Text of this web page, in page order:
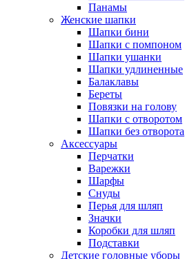
Панамы
Женские шапки
Шапки бини
Шапки с помпоном
Шапки ушанки
Шапки удлиненные
Балаклавы
Береты
Повязки на голову
Шапки с отворотом
Шапки без отворота
Аксессуары
Перчатки
Варежки
Шарфы
Снуды
Перья для шляп
Значки
Коробки для шляп
Подставки
Детские головные уборы